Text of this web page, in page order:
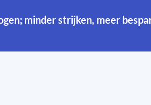
minder strijken, meer